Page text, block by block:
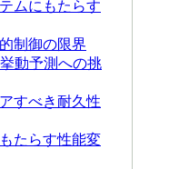
ムにもたらす
制御の限界
動予測への挑
すべき耐久性
たらす性能変